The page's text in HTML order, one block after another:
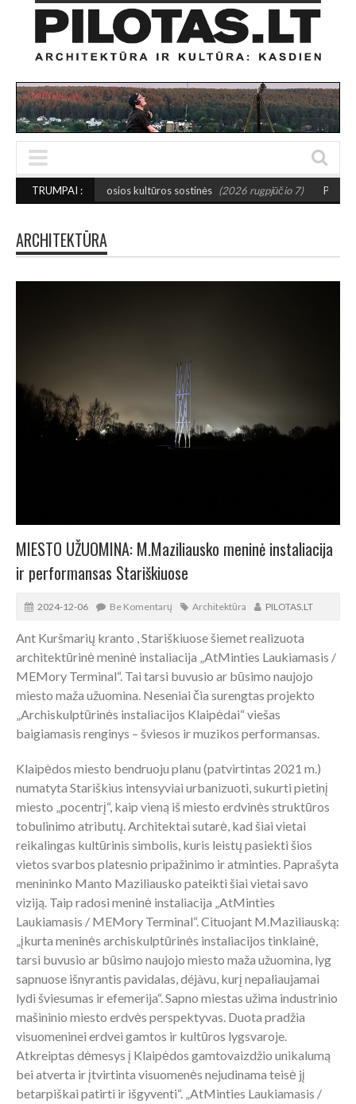
TRUMPAI :
kultūros sostinės (2026 rugpjūčio 7) PUSIAUSVYROS AKTAS
ARCHITEKTŪRA
MIESTO UŽUOMINA: M.Maziliausko meninė instaliacija
ir performansas Stariškiuose
2024-12-06 Be Komentarų Architektūra PILOTAS.LT
Ant Kuršmarių kranto , Stariškiuose šiemet realizuota
architektūrinė meninė instaliacija „AtMinties Laukiamasis /
MEMory Terminal“. Tai tarsi buvusio ar būsimo naujojo
miesto maža užuomina. Neseniai čia surengtas projekto
„Archiskulptūrinės instaliacijos Klaipėdai“ viešas
baigiamasis renginys – šviesos ir muzikos performansas.
Klaipėdos miesto bendruoju planu (patvirtintas 2021 m.)
numatyta Stariškius intensyviai urbanizuoti, sukurti pietinį
miesto „pocentrį“, kaip vieną iš miesto erdvinės struktūros
tobulinimo atributų. Architektai sutarė, kad šiai vietai
reikalingas kultūrinis simbolis, kuris leistų pasiekti šios
vietos svarbos platesnio pripažinimo ir atminties. Paprašyta
menininko Manto Maziliausko pateikti šiai vietai savo
viziją. Taip radosi meninė instaliacija „AtMinties
Laukiamasis / MEMory Terminal“. Cituojant M.Maziliauską:
„įkurta meninės archiskulptūrinės instaliacijos tinklainė,
tarsi buvusio ar būsimo naujojo miesto maža užuomina, lyg
sapnuose išnyrantis pavidalas, déjàvu, kurį nepaliaujamai
lydi šviesumas ir efemerija“. Sapno miestas užima industrinio
mašininio miesto erdvės perspektyvas. Duota pradžia
visuomeninei erdvei gamtos ir kultūros lygsvaroje.
Atkreiptas dėmesys į Klaipėdos gamtovaizdžio unikalumą
bei atverta ir įtvirtinta visuomenės nejudinama teisė jį
betarpiškai patirti ir išgyventi“. „AtMinties Laukiamasis /